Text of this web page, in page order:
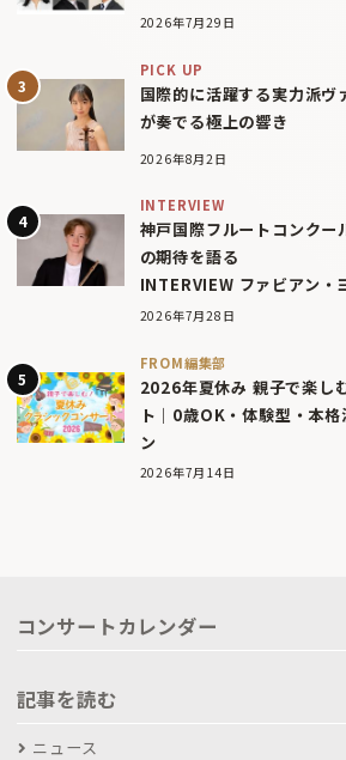
2026年7月29日
PICK UP
国際的に活躍する実力派ヴ
が奏でる極上の響き
2026年8月2日
INTERVIEW
神戸国際フルートコンクー
の期待を語る
INTERVIEW ファビアン・
2026年7月28日
FROM編集部
2026年夏休み 親子で楽し
ト｜0歳OK・体験型・本
ン
2026年7月14日
コンサートカレンダー
記事を読む
ニュース